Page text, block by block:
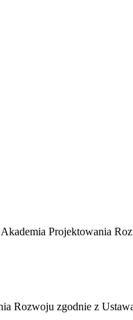
Projektowania
Rozwoju zgodnie z